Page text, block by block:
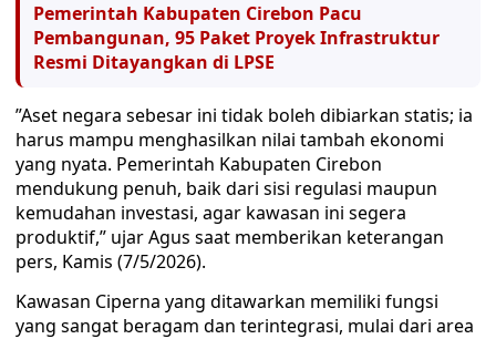
Pemerintah Kabupaten Cirebon Pacu
Pembangunan, 95 Paket Proyek Infrastruktur
Resmi Ditayangkan di LPSE
​”Aset negara sebesar ini tidak boleh dibiarkan statis; ia
harus mampu menghasilkan nilai tambah ekonomi
yang nyata. Pemerintah Kabupaten Cirebon
mendukung penuh, baik dari sisi regulasi maupun
kemudahan investasi, agar kawasan ini segera
produktif,” ujar Agus saat memberikan keterangan
pers, Kamis (7/5/2026).
​Kawasan Ciperna yang ditawarkan memiliki fungsi
yang sangat beragam dan terintegrasi, mulai dari area